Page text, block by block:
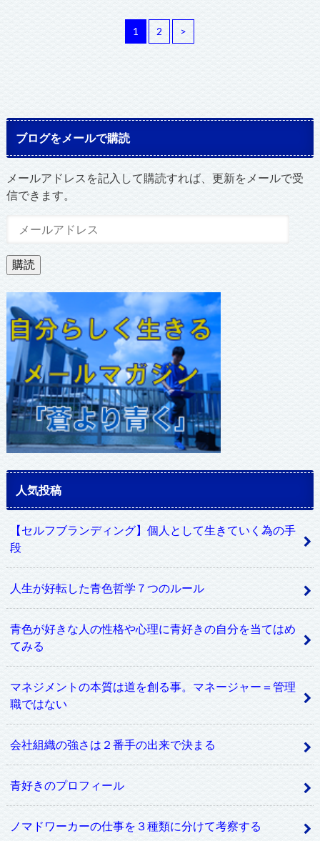
1 2 >
ブログをメールで購読
メールアドレスを記入して購読すれば、更新をメールで受
信できます。
ル
ア
ド
レ
ス
購読
人気投稿
【セルフブランディング】個人として生きていく為の手
段
人生が好転した青色哲学７つのルール
青色が好きな人の性格や心理に青好きの自分を当てはめ
てみる
マネジメントの本質は道を創る事。マネージャー＝管理
職ではない
会社組織の強さは２番手の出来で決まる
青好きのプロフィール
ノマドワーカーの仕事を３種類に分けて考察する